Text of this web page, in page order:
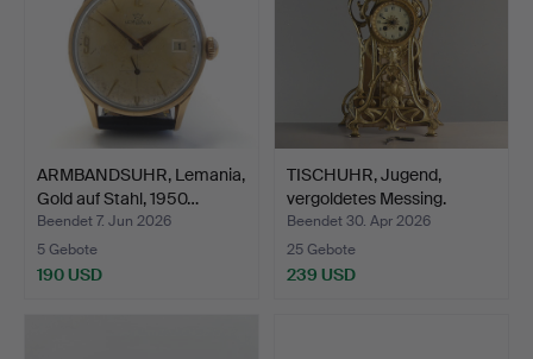
ARMBANDSUHR, Lemania,
Gold auf Stahl, 1950…
Beendet 7. Jun 2026
5 Gebote
190 USD
TISCHUHR, Jugend,
vergoldetes Messing.
Beendet 30. Apr 2026
25 Gebote
239 USD